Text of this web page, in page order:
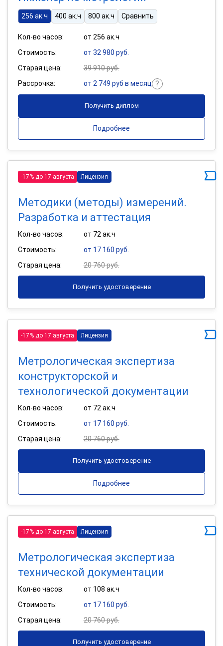
256 ак.ч 400 ак.ч 800 ак.ч Сравнить
Кол-во часов:
от 256 ак.ч
Стоимость:
от 32 980 руб.
Старая цена:
39 910 руб.
Рассрочка:
от 2 749 руб в месяц
Получить диплом
Подробнее
-17% до 17 августа Лицензия
Методики (методы) измерений.
Разработка и аттестация
Кол-во часов:
от 72 ак.ч
Стоимость:
от 17 160 руб.
Старая цена:
20 760 руб.
Получить удостоверение
-17% до 17 августа Лицензия
Метрологическая экспертиза
конструкторской и
технологической документации
Кол-во часов:
от 72 ак.ч
Стоимость:
от 17 160 руб.
Старая цена:
20 760 руб.
Получить удостоверение
Подробнее
-17% до 17 августа Лицензия
Метрологическая экспертиза
технической документации
Кол-во часов:
от 108 ак.ч
Стоимость:
от 17 160 руб.
Старая цена:
20 760 руб.
Получить удостоверение